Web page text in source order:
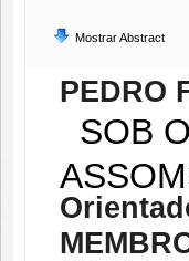
Mostrar Abstract
PEDRO
SOB